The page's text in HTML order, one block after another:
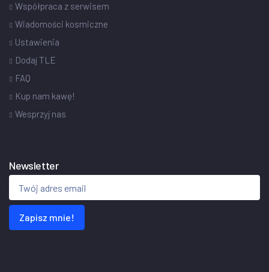
Współpraca z serwisem
Wiadomości kosmiczne
Ustawienia
Dodaj TLE
FAQ
Kup nam kawę!
Wesprzyj nas
Newsletter
Zapisz mnie!